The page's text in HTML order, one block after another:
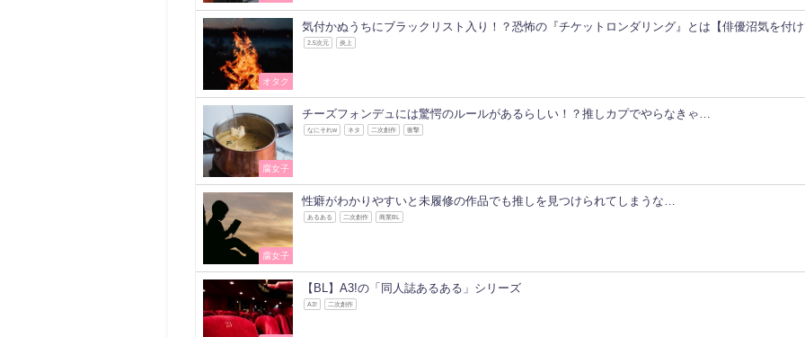
オタク
気付かぬうちにブラックリスト入り！？恐怖の『チケットロンダリング』とは【俳優沼気を付
2.5次元 炎上
腐女子
チーズフォンデュには驚愕のルールがあるらしい！？推しカプでやらなきゃ…
なにそれw ネタ 二次創作 衝撃
腐女子
性癖がわかりやすいと未履修の作品でも推しを見つけられてしまうな…
あるある 二次創作 商業BL
【BL】A3!の「同人誌あるある」シリーズ
A3! 二次創作